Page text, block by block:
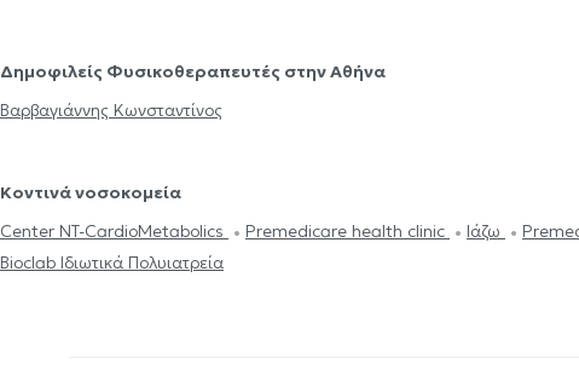
Δημοφιλείς Φυσικοθεραπευτές στην Αθήνα
Βαρβαγιάννης Κωνσταντίνος
Κοντινά νοσοκομεία
Center NT-CardioMetabolics
Premedicare health clinic Ιάζω
Bioclab Ιδιωτικά Πολυιατρεία